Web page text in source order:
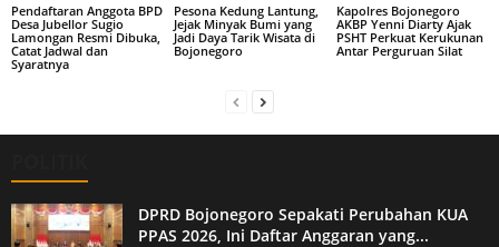
Pendaftaran Anggota BPD
Desa Jubellor Sugio
Lamongan Resmi Dibuka,
Catat Jadwal dan
Syaratnya
Pesona Kedung Lantung,
Jejak Minyak Bumi yang
Jadi Daya Tarik Wisata di
Bojonegoro
Kapolres Bojonegoro
AKBP Yenni Diarty Ajak
PSHT Perkuat Kerukunan
Antar Perguruan Silat
DPRD Bojonegoro Sepakati Perubahan KUA
PPAS 2026, Ini Daftar Anggaran yang...